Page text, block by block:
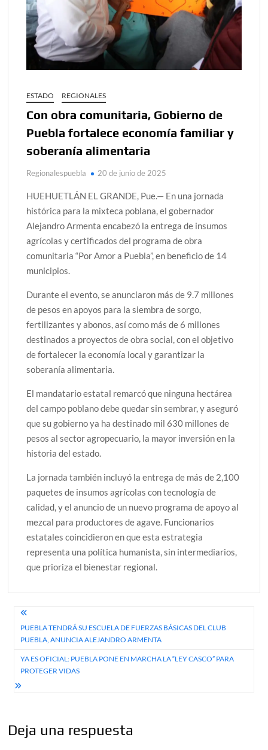
ESTADO REGIONALES
Con obra comunitaria, Gobierno de
Puebla fortalece economía familiar y
soberanía alimentaria
Regionalespuebla 20 de junio de 2025
HUEHUETLÁN EL GRANDE, Pue.— En una jornada
histórica para la mixteca poblana, el gobernador
Alejandro Armenta encabezó la entrega de insumos
agrícolas y certificados del programa de obra
comunitaria “Por Amor a Puebla”, en beneficio de 14
municipios.
Durante el evento, se anunciaron más de 9.7 millones
de pesos en apoyos para la siembra de sorgo,
fertilizantes y abonos, así como más de 6 millones
destinados a proyectos de obra social, con el objetivo
de fortalecer la economía local y garantizar la
soberanía alimentaria.
El mandatario estatal remarcó que ninguna hectárea
del campo poblano debe quedar sin sembrar, y aseguró
que su gobierno ya ha destinado mil 630 millones de
pesos al sector agropecuario, la mayor inversión en la
historia del estado.
La jornada también incluyó la entrega de más de 2,100
paquetes de insumos agrícolas con tecnología de
calidad, y el anuncio de un nuevo programa de apoyo al
mezcal para productores de agave. Funcionarios
estatales coincidieron en que esta estrategia
representa una política humanista, sin intermediarios,
que prioriza el bienestar regional.
Navegación
de
entradas
PUEBLA TENDRÁ SU ESCUELA DE FUERZAS BÁSICAS DEL CLUB
PUEBLA, ANUNCIA ALEJANDRO ARMENTA
YA ES OFICIAL: PUEBLA PONE EN MARCHA LA “LEY CASCO” PARA
PROTEGER VIDAS
Deja una respuesta